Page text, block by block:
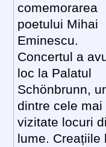
comemorarea
poetului Mihai
Eminescu.
Concertul a
loc la Palatul
Schönbrunn,
dintre cele mai
vizitate locuri
lume. Creațiile